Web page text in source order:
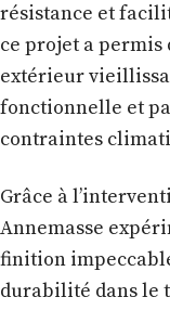
résistance et
ce projet a permis
extérieur
fonctionnelle et
contraintes
Grâce à
Annemasse
finition
durabilité dans le